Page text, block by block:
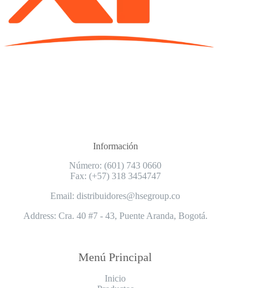
Información
Número: (601) 743 0660
Fax: (+57) 318 3454747
Email: distribuidores@hsegroup.co
Address: Cra. 40 #7 - 43, Puente Aranda, Bogotá.
Menú Principal
Inicio